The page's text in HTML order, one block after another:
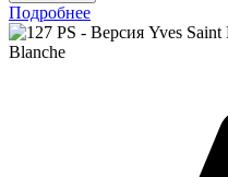
Подробнее